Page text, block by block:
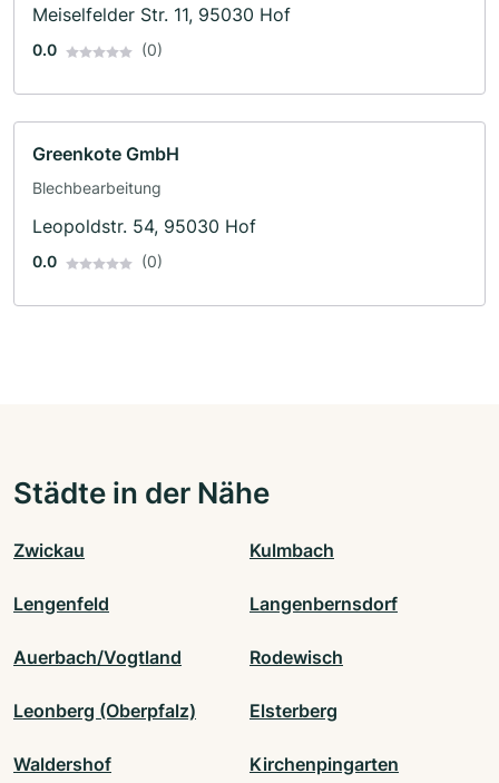
Meiselfelder Str. 11, 95030 Hof
0.0 (0)
Greenkote GmbH
Blechbearbeitung
Leopoldstr. 54, 95030 Hof
0.0 (0)
Städte in der Nähe
Zwickau Kulmbach
Lengenfeld Langenbernsdorf
Auerbach/Vogtland Rodewisch
Leonberg (Oberpfalz) Elsterberg
Waldershof Kirchenpingarten